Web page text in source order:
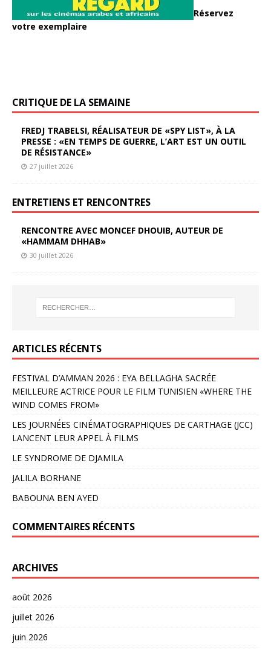
Réservez
votre exemplaire
CRITIQUE DE LA SEMAINE
FREDJ TRABELSI, RÉALISATEUR DE «SPY LIST», À LA
PRESSE : «EN TEMPS DE GUERRE, L’ART EST UN OUTIL
DE RÉSISTANCE»
27 juillet 2026
ENTRETIENS ET RENCONTRES
RENCONTRE AVEC MONCEF DHOUIB, AUTEUR DE
«HAMMAM DHHAB»
30 juillet 2026
ARTICLES RÉCENTS
FESTIVAL D’AMMAN 2026 : EYA BELLAGHA SACRÉE
MEILLEURE ACTRICE POUR LE FILM TUNISIEN «WHERE THE
WIND COMES FROM»
LES JOURNÉES CINÉMATOGRAPHIQUES DE CARTHAGE (JCC)
LANCENT LEUR APPEL À FILMS
LE SYNDROME DE DJAMILA
JALILA BORHANE
BABOUNA BEN AYED
COMMENTAIRES RÉCENTS
ARCHIVES
août 2026
juillet 2026
juin 2026